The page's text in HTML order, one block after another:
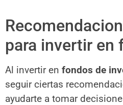
para invertir en
Al invertir en fondos de
seguir ciertas
ayudarte a tomar